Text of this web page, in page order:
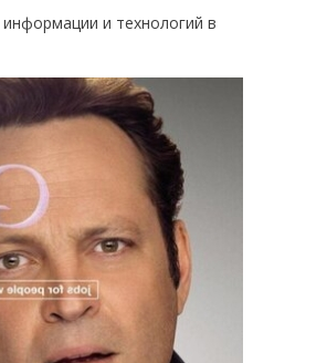
и технологий в